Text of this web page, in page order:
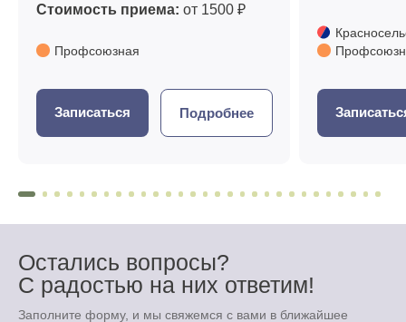
Стоимость приема: от 1500 ₽
Профсоюзная
Записаться Подробнее
Остались вопросы?
С радостью на них ответим!
Заполните форму, и мы свяжемся с вами в ближайшее